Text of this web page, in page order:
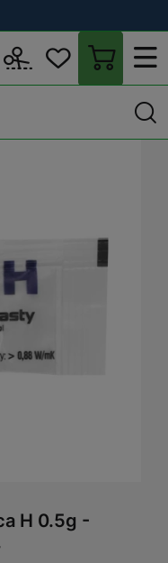
Pasty
H 0.5g -